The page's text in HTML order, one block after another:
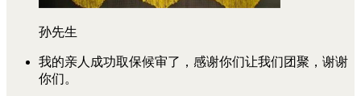
孙先生
我的亲人成功取保候审了，感谢你们让我们团聚，谢谢
你们。